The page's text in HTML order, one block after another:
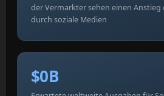
der Vermarkter sehen einen Anstieg
durch soziale Medien
$0B